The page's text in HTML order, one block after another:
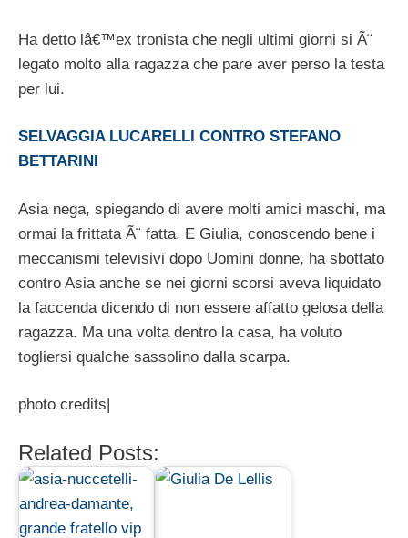
Ha detto lâ€™ex tronista che negli ultimi giorni si Ã¨
legato molto alla ragazza che pare aver perso la testa
per lui.
SELVAGGIA LUCARELLI CONTRO STEFANO
BETTARINI
Asia nega, spiegando di avere molti amici maschi, ma
ormai la frittata Ã¨ fatta. E Giulia, conoscendo bene i
meccanismi televisivi dopo Uomini donne, ha sbottato
contro Asia anche se nei giorni scorsi aveva liquidato
la faccenda dicendo di non essere affatto gelosa della
ragazza. Ma una volta dentro la casa, ha voluto
togliersi qualche sassolino dalla scarpa.
photo credits|
Related Posts: